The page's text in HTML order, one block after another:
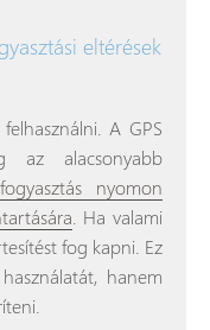
eltérések
A GPS
az alacsonyabb
fogyasztás nyomon
. Ha valami
fog kapni. Ez
hanem